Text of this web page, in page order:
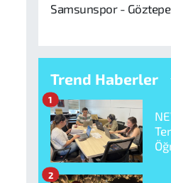
Samsunspor - Göztepe
Trend Haberler
1
2